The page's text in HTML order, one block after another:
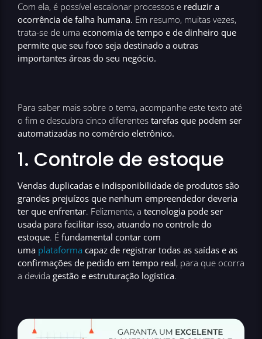
Com ela, é possível escalonar processos e reduzir a
ocorrência de falha humana. Em resumo, muitas vezes,
trata-se de uma economia de tempo e de dinheiro que
permite que seu foco seja destinado a outras
importantes áreas do seu negócio.
Para saber mais sobre o tema, acompanhe este texto até
o fim e descubra cinco diferentes tarefas que podem ser
automatizadas no comércio eletrônico.
1. Controle de estoque
Vendas duplicadas e indisponibilidade de produtos são
grandes prejuízos que nenhum empreendedor deveria
ter que enfrentar. Felizmente, a tecnologia pode ser
usada para facilitar isso, atuando no controle do
estoque. É fundamental contar com
uma plataforma capaz de registrar todas as saídas e as
confirmações de pedido em tempo real, para que ocorra
a devida gestão e estruturação logística.